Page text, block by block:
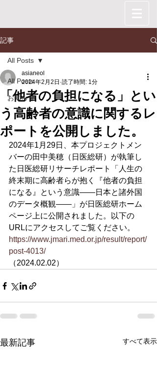
記事
All Posts
お知らせ
All Posts
「他者の負担になる」とい
う高齢者の意識に関するレ
ポートを公開しました。
asianeol
2024年2月2日 読了時間: 1分
2024年1月29日、本プロジェクトメン
バーの田中美穂（日医総研）が執筆し
た日医総研リサーチレポート「人生の
終末期に高齢者らが抱く『他者の負担
になる』という意識――日本と諸外国
のデータ概観――」が日医総研ホーム
ページ上に公開されました。以下の
URLにアクセスしてご覧ください。
https://www.jmari.med.or.jp/result/report/
post-4013/
（2024.02.02）
最新記事 すべて表示